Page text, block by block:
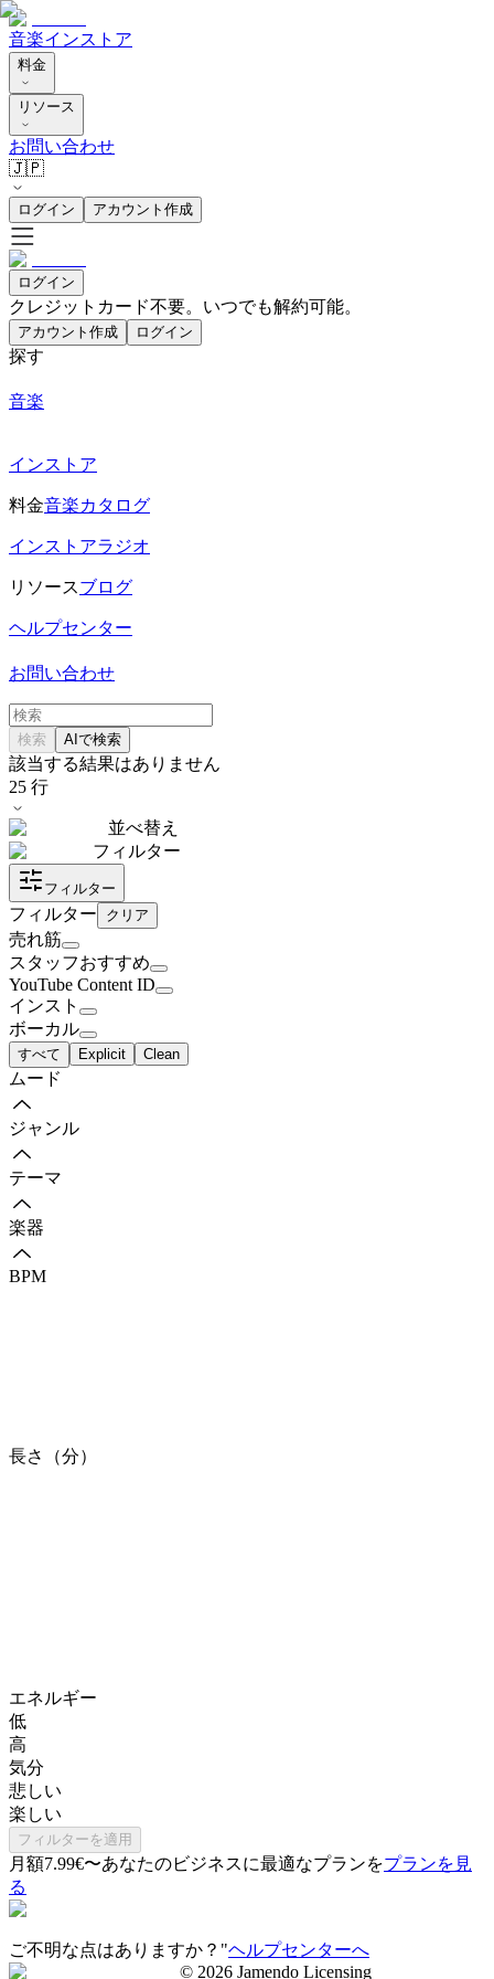
音楽インストア
料金
リソース
お問い合わせ
🇯🇵
ログイン アカウント作成
ログイン
クレジットカード不要。いつでも解約可能。
アカウント作成 ログイン
探す
音楽
インストア
料金音楽カタログ
インストアラジオ
リソースブログ
ヘルプセンター
お問い合わせ
検索 AIで検索
該当する結果はありません
25 行
並べ替え
フィルター
フィルター
フィルター クリア
売れ筋
スタッフおすすめ
YouTube Content ID
インスト
ボーカル
すべて Explicit Clean
ムード
ジャンル
テーマ
楽器
BPM
長さ（分）
エネルギー
低
高
気分
悲しい
楽しい
フィルターを適用
月額7.99€〜あなたのビジネスに最適なプランをプランを見
る
ご不明な点はありますか？"ヘルプセンターへ
© 2026 Jamendo Licensing